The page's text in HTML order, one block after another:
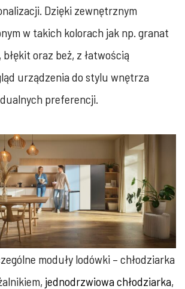
Dzięki zewnętrznym
w takich kolorach jak np. granat
oraz beż, z łatwością
urządzenia do stylu wnętrza
preferencji.
moduły lodówki – chłodziarka
jednodrzwiowa chłodziarka,